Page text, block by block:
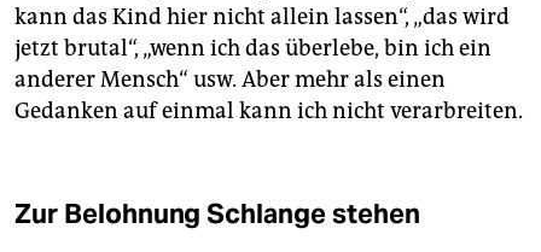
kann das Kind hier nicht allein lassen“, „das wird
jetzt brutal“, „wenn ich das überlebe, bin ich ein
anderer Mensch“ usw. Aber mehr als einen
Gedanken auf einmal kann ich nicht verarbreiten.
Zur Belohnung Schlange stehen